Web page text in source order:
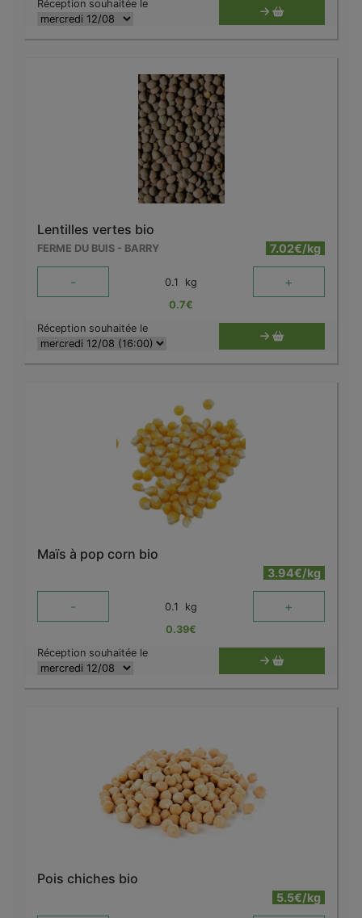
Réception souhaitée le
Lentilles vertes bio
FERME DU BUIS - BARRY 7.02€/kg
- 0.1 kg +
0.7€
Réception souhaitée le
Maïs à pop corn bio
3.94€/kg
- 0.1 kg +
0.39€
Réception souhaitée le
Pois chiches bio
5.5€/kg